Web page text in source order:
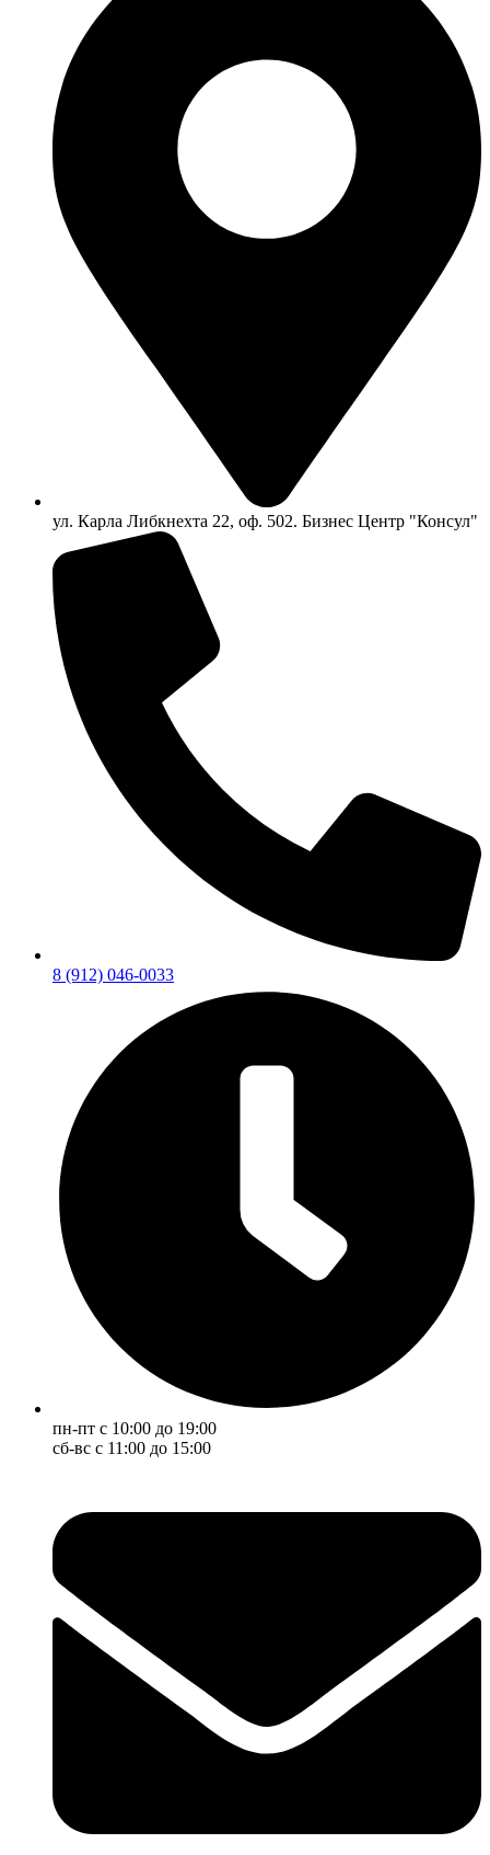
ул. Карла Либкнехта 22, оф. 502. Бизнес Центр "Консул"
8 (912) 046-0033
пн-пт с 10:00 до 19:00
сб-вс с 11:00 до 15:00